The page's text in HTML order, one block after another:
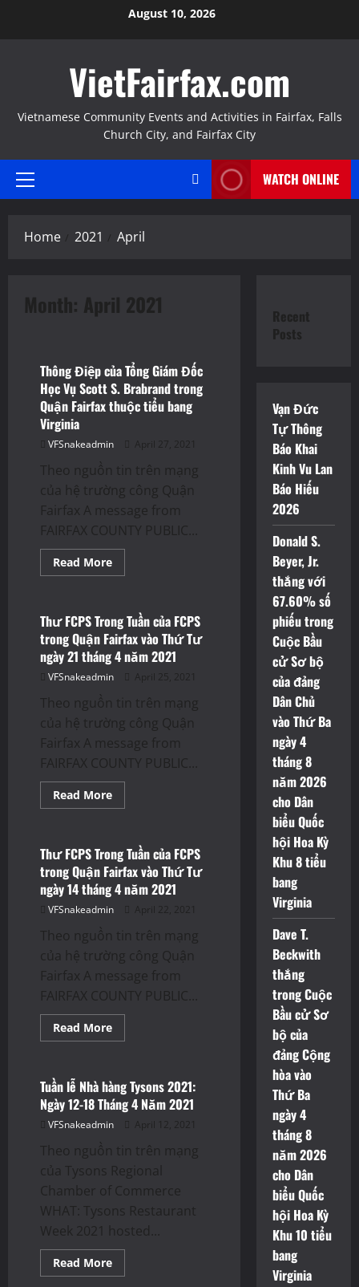
August 10, 2026
VietFairfax.com
Vietnamese Community Events and Activities in Fairfax, Falls
Church City, and Fairfax City
Primary
WATCH ONLINE
Home 2021 April
Month: April 2021
Thông Điệp của Tổng Giám Đốc
Học Vụ Scott S. Brabrand trong
Quận Fairfax thuộc tiểu bang
Virginia
VFSnakeadmin April 27, 2021
Theo nguồn tin trên mạng
của hệ trường công Quận
Fairfax A message from
FAIRFAX COUNTY PUBLIC...
Read MoreRead
more
của
Tổng
Giám
Đốc
Học
Vụ
Scott
Brabrand
trong
Quận
Fairfax
thuộc
tiểu
Virginia
Thông Báo
Thư FCPS Trong Tuần của FCPS
trong Quận Fairfax vào Thứ Tư
ngày 21 tháng 4 năm 2021
VFSnakeadmin April 25, 2021
Theo nguồn tin trên mạng
của hệ trường công Quận
Fairfax A message from
FAIRFAX COUNTY PUBLIC...
Read MoreRead
more
Trong
Tuần
của
FCPS
trong
Quận
Fairfax
Thứ
Tư
ngày
21
tháng
4
2021
Thông Báo
Thư FCPS Trong Tuần của FCPS
trong Quận Fairfax vào Thứ Tư
ngày 14 tháng 4 năm 2021
VFSnakeadmin April 22, 2021
Theo nguồn tin trên mạng
của hệ trường công Quận
Fairfax A message from
FAIRFAX COUNTY PUBLIC...
Read MoreRead
more
Trong
Tuần
của
FCPS
trong
Fairfax
Thứ
Tư
ngày
14
tháng
4
năm
2021
Events
Tuần lễ Nhà hàng Tysons 2021:
Ngày 12-18 Tháng 4 Năm 2021
VFSnakeadmin April 12, 2021
Theo nguồn tin trên mạng
của Tysons Regional
Chamber of Commerce
WHAT: Tysons Restaurant
Week 2021 hosted...
Read MoreRead
more
Thông Báo
Recent
Posts
Vạn Đức
Tự Thông
Báo Khai
Kinh Vu Lan
Báo Hiếu
2026
Donald S.
Beyer, Jr.
thắng với
67.60% số
phiếu trong
Cuộc Bầu
cử Sơ bộ
của đảng
Dân Chủ
vào Thứ Ba
ngày 4
tháng 8
năm 2026
cho Dân
biểu Quốc
hội Hoa Kỳ
Khu 8 tiểu
bang
Virginia
Dave T.
Beckwith
thắng
trong Cuộc
Bầu cử Sơ
bộ của
đảng Cộng
hòa vào
Thứ Ba
ngày 4
tháng 8
năm 2026
cho Dân
biểu Quốc
hội Hoa Kỳ
Khu 10 tiểu
bang
Virginia